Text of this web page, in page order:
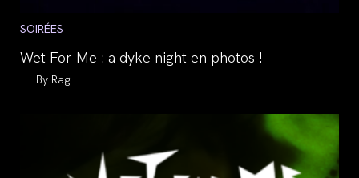
Post
SOIRÉES
Wet For Me : a dyke night en photos !
Auteur/autrice
Rag